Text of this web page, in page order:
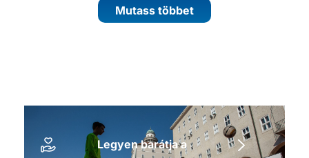
Mutass többet
Legyen barátja a